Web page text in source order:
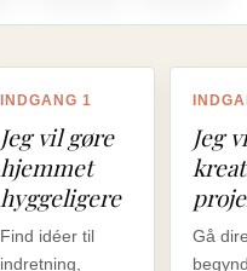
INDGANG 1
Jeg vil gøre
hjemmet
hyggeligere
Find idéer til
indretning,
Jeg
Gå